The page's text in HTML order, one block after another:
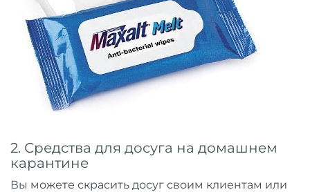
2. Средства для досуга на домашнем
карантине
Вы можете скрасить досуг своим клиентам или